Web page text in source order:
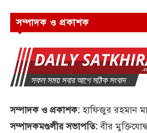
সম্পাদক ও প্রকাশক
সম্পাদক ও প্রকাশক:হাফিজুর রহমান
সম্পাদকমণ্ডলীর সভাপতি:বীর